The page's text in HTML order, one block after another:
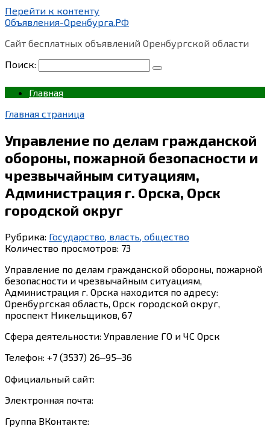
Перейти к контенту
Объявления-Оренбурга.РФ
Сайт бесплатных объявлений Оренбургской области
Поиск:
Главная
Главная страница
Управление по делам гражданской
обороны, пожарной безопасности и
чрезвычайным ситуациям,
Администрация г. Орска, Орск
городской округ
Рубрика: Государство, власть, общество
Количество просмотров: 73
Управление по делам гражданской обороны, пожарной
безопасности и чрезвычайным ситуациям,
Администрация г. Орска находится по адресу:
Оренбургская область, Орск городской округ,
проспект Никельщиков, 67
Сфера деятельности: Управление ГО и ЧС Орск
Телефон: +7 (3537) 26‒95‒36
Официальный сайт:
Электронная почта:
Группа ВКонтакте: